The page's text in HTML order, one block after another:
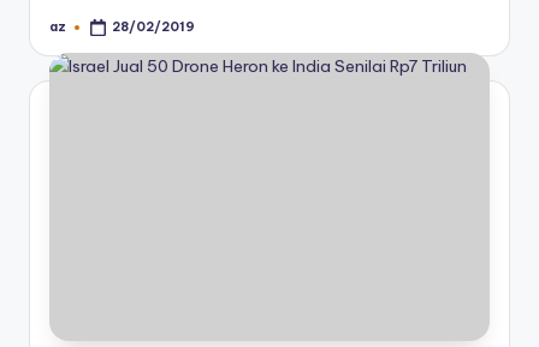
Posted
az 28/02/2019